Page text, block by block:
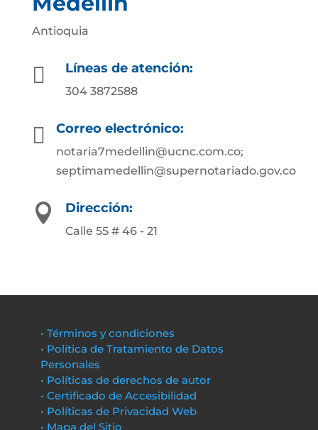
Antioquia
 Líneas de atención:
304 3872588
 Correo electrónico:
notaria7medellin@ucnc.com.co;
septimamedellin@supernotariado.gov.co
 Dirección:
Calle 55 # 46 - 21
• Términos y condiciones
• Política de Tratamiento de Datos
Personales
• Políticas de derechos de autor
• Certificado de Accesibilidad
• Políticas de Privacidad Web
• Mapa del Sitio